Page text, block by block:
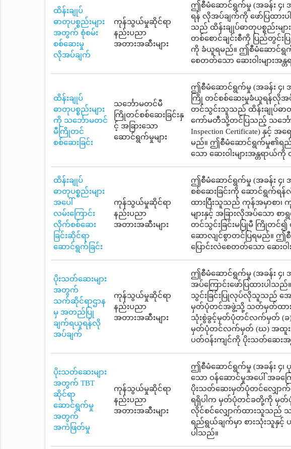
ထိန်းချုပ်
ဓာတုပစ္စည်းများ
အတွက် စုံစမ်း
စစ်ဆေးမှု
လိုအပ်ချက်
ကုန်သွယ်မှုဆိုင်ရာ
နည်းပညာ
အတားအဆီးများ
ဤစီမံဆောင်ရွက်မှု (အခန်း ၄၊
ရန် လိုအပ်ချက်ကို ဖော်ပြထားပ
သည် ထိန်းချုပ်ဓာတုပစ္စည်းမ
တစ်စောင်ချင်းစီကို ပြည်တွ
ကို ခံယူရမည်။ ဤစီမံဆောင်ရွက်
စေတတ်သော ဆေးဝါးများအန္
ထိန်းချုပ်
ဓာတုပစ္စည်းများ
ကို သင်္ဘောမတင်
မီကြိုတင်
စစ်ဆေးခြင်း
သင်္ဘောမတင်မီ
ကြိုတင်စစ်ဆေးခြင်းနှ
င့် အခြားသော
ဆောင်ရွက်မှုများ
ဤစီမံဆောင်ရွက်မှု (အခန်း ၄၊
ကြို တင်စစ်ဆေးမှုခံယူရန်လိုအပ်က
တင်သွင်းသူသည် ထိန်းချုပ်ဓာတု
ကော်မတီသို့တင်ပြသည့် သင်္ဘော
Inspection Certificate) နှ
မည်။ ဤစီမံဆောင်ရွက်မှု၏ရည်ရွ
သော ဆေးဝါးများအန္တရာယ်ကို
ထိန်းချုပ်
ဓာတုပစ္စည်းများ
အပေါ်
လမ်းကြောင်း
လိုက်စစ်ဆေး
ခြင်းဆိုင်ရာ
ဆောင်ရွက်ခြင်း
ကုန်သွယ်မှုဆိုင်ရာ
နည်းပညာ
အတားအဆီးများ
ဤစီမံဆောင်ရွက်မှု (အခန်း ၄၊
စစ်ဆေးခြင်းကို ဆောင်ရွက်ရန်
ထားပြီးသူသည် ကုန်အမှာစာ၊
များနှင့် အခြားလိုအပ်သော
တင်သွင်းခြင်းမပြုမီ ကြိုတင်၍
ဆောလျင်စွာတင်ပြရမည်။ ဤ
ပြောင်းလဲစေတတ်သော ဆေးဝါ
ပိုးသတ်ဆေးများ
အတွက်
သက်ဆိုင်ရာဌာန
မှ အတည်ပြု
ချက်ရယူရန်လို
အပ်ချက်
ကုန်သွယ်မှုဆိုင်ရာ
နည်းပညာ
အတားအဆီးများ
ဤစီမံဆောင်ရွက်မှု (အခန်း ၄
အပ်ကြောင်းဖော်ပြထားပ
သွင်းခြင်းပြုလုပ်လိုသူသည် အ
မှတ်ပုံတင်အဖွဲ့သို့ သတ်မှတ်ထားသ
သုံးစွဲခွင့်မှတ်ပုံတင်လက်မှတ် (ခ
မှတ်ပုံတင်လက်မှတ် (ဃ) အထူး
ပတ်ဝန်းကျင်ကို ပိုးသတ်ဆေးအ
ပိုးသတ်ဆေးများ
အတွက် TBT
ဆိုင်ရာ
ဆောင်ရွက်မှု
အတွက်
အကဲဖြတ်မှု
ကုန်သွယ်မှုဆိုင်ရာ
နည်းပညာ
အတားအဆီးများ
ဤစီမံဆောင်ရွက်မှု (အခန်း ၄၊ ပု
သော ဝန်ဆောင်မှုအပေါ် အခကြ
ပိုးသတ်ဆေးမှတ်ပုံတင်လျှောက်
ရရှိပါက မှတ်ပုံတင်ခတို့ကို မှတ်
လိုင်စင်လျှောက်ထားသူသည် သ
ရည်ရွယ်ချက်မှာ စားသုံးသူနှင့်
ပါသည်။